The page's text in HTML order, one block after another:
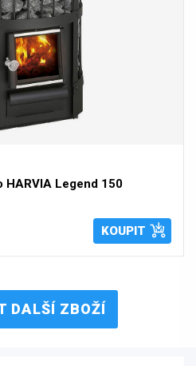
HARVIA Legend 150
KOUPIT
DALŠÍ ZBOŽÍ